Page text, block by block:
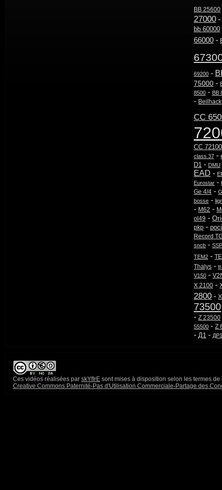
BB 25600
27000 -
bb 60000
66000 -
69200 -
75000 -
8500 - BB
- Beilhack
CC
CC 72100
class 37 -
D1 - DMU
EAD -
Eurostar -
Ge 4/4 -
bosse -
- M62 -
ol49 -
pkp -
Record
sncb -
TEM2 -
Thalys -
V150 -
X 2100 -
2800 -
73500
- Z 23500
55500 - Z
- Д1 -
Ces vidéos réalisées par skYfIrE sont mises à disposition selon les termes de
Creative Commons Paternité-Pas d'Utilisation Commerciale-Partage des